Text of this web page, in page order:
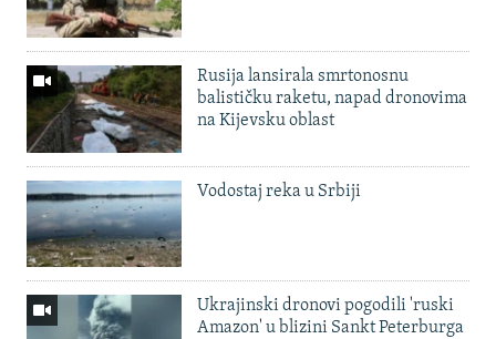
Rusija lansirala smrtonosnu
balističku raketu, napad dronovima
na Kijevsku oblast
Vodostaj reka u Srbiji
Ukrajinski dronovi pogodili 'ruski
Amazon' u blizini Sankt Peterburga